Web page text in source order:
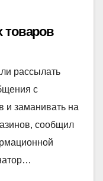
рассылать
с
и заманивать на
сообщил